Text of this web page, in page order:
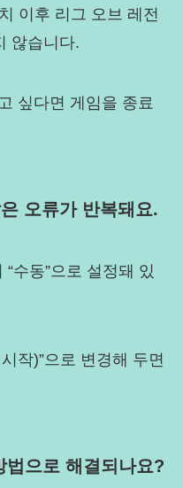
이후 리그 오브 레전
않습니다.
싶다면 게임을 종료
오류가 반복돼요.
수동”으로 설정돼 있
작)”으로 변경해 두면
으로 해결되나요?